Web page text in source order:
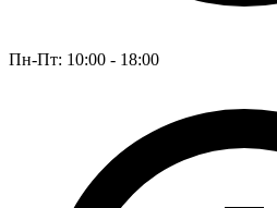
Пн-Пт: 10:00 - 18:00